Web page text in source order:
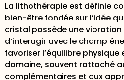
La lithothérapie est définie
bien-être fondée sur l’idée
cristal possède une
d’interagir avec le champ
favoriser l’équilibre physique
domaine, souvent rattaché
complémentaires et aux